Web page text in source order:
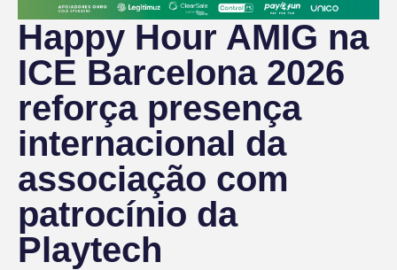
Happy Hour AMIG na
ICE Barcelona 2026
reforça presença
internacional da
associação com
patrocínio da
Playtech